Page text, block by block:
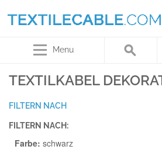
Menu
TEXTILKABEL
FILTERN NACH
FILTERN NACH:
Farbe: schwarz